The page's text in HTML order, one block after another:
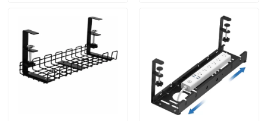
Controllo di qualità